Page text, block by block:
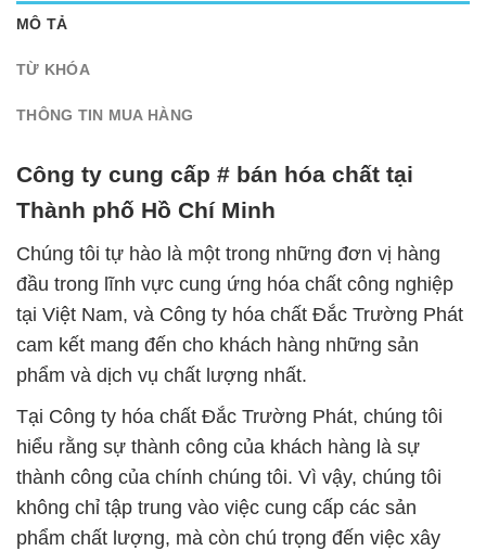
MÔ TẢ
TỪ KHÓA
THÔNG TIN MUA HÀNG
Công ty cung cấp # bán hóa chất tại
Thành phố Hồ Chí Minh
Chúng tôi tự hào là một trong những đơn vị hàng
đầu trong lĩnh vực cung ứng hóa chất công nghiệp
tại Việt Nam, và Công ty hóa chất Đắc Trường Phát
cam kết mang đến cho khách hàng những sản
phẩm và dịch vụ chất lượng nhất.
Tại Công ty hóa chất Đắc Trường Phát, chúng tôi
hiểu rằng sự thành công của khách hàng là sự
thành công của chính chúng tôi. Vì vậy, chúng tôi
không chỉ tập trung vào việc cung cấp các sản
phẩm chất lượng, mà còn chú trọng đến việc xây